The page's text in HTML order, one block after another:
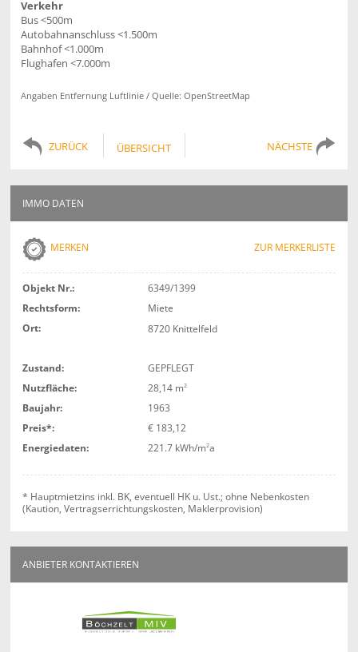
Verkehr
Bus <500m
Autobahnanschluss <1.500m
Bahnhof <1.000m
Flughafen <7.000m
Angaben Entfernung Luftlinie / Quelle: OpenStreetMap
ZURÜCK ÜBERSICHT NÄCHSTE
IMMO DATEN
MERKEN ZUR MERKERLISTE
Objekt Nr.:
6349/1399
Rechtsform:
Miete
Ort:
8720 Knittelfeld
Zustand:
GEPFLEGT
Nutzfläche:
28,14 m2
Baujahr:
1963
Preis*:
€ 183,12
Energiedaten:
221.7 kWh/m2a
* Hauptmietzins inkl. BK, eventuell HK u. Ust.; ohne Nebenkosten
(Kaution, Vertragserrichtungskosten, Maklerprovision)
ANBIETER KONTAKTIEREN